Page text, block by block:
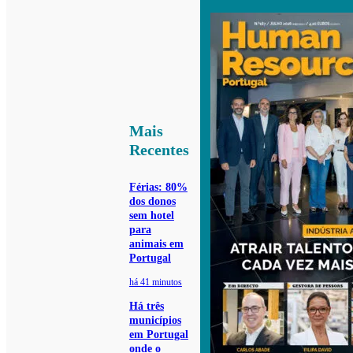
Mais
Recentes
Férias: 80%
dos donos
sem hotel
para
animais em
Portugal
há 41 minutos
Há três
municípios
em Portugal
onde o